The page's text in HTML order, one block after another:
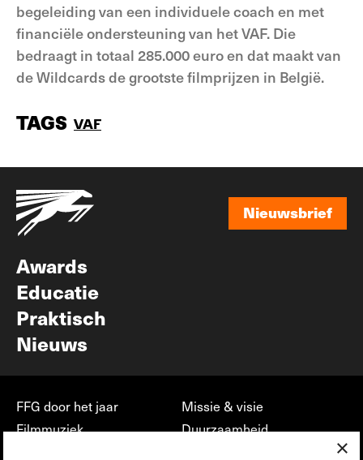
begeleiding van een individuele coach en met
financiële ondersteuning van het VAF. Die
bedraagt in totaal 285.000 euro en dat maakt van
de Wildcards de grootste filmprijzen in België.
TAGS VAF
Nieuwsbrief
Awards
Educatie
Praktisch
Nieuws
FFG door het jaar
Filmmuziek
Missie & visie
Duurzaamheid
×